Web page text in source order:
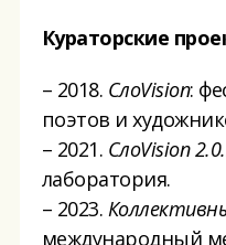
Кураторские
– 2018. СлоVision:
поэтов и
– 2021. СлоVision
лаборатория.
– 2023.
международный